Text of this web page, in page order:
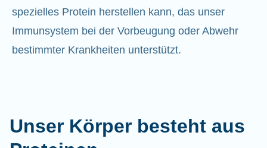
spezielles Protein herstellen kann, das unser
Immunsystem bei der Vorbeugung oder Abwehr
bestimmter Krankheiten unterstützt.
Unser Körper besteht aus